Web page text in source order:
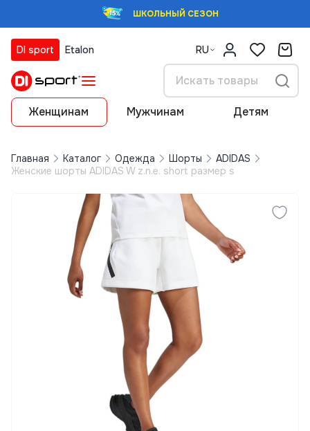
ШКОЛЬНЫЙ СЕЗОН
DI sport Etalon RU
Женщинам Мужчинам Детям
Главная Каталог Одежда Шорты
ADIDAS
Женские шорты ADIDAS W z.n.e. short размер s